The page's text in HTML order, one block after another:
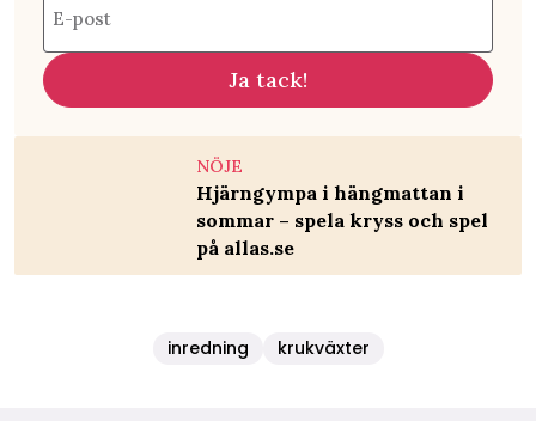
E-post
Ja tack!
NÖJE
Hjärngympa i hängmattan i
sommar – spela kryss och spel
på allas.se
inredning krukväxter